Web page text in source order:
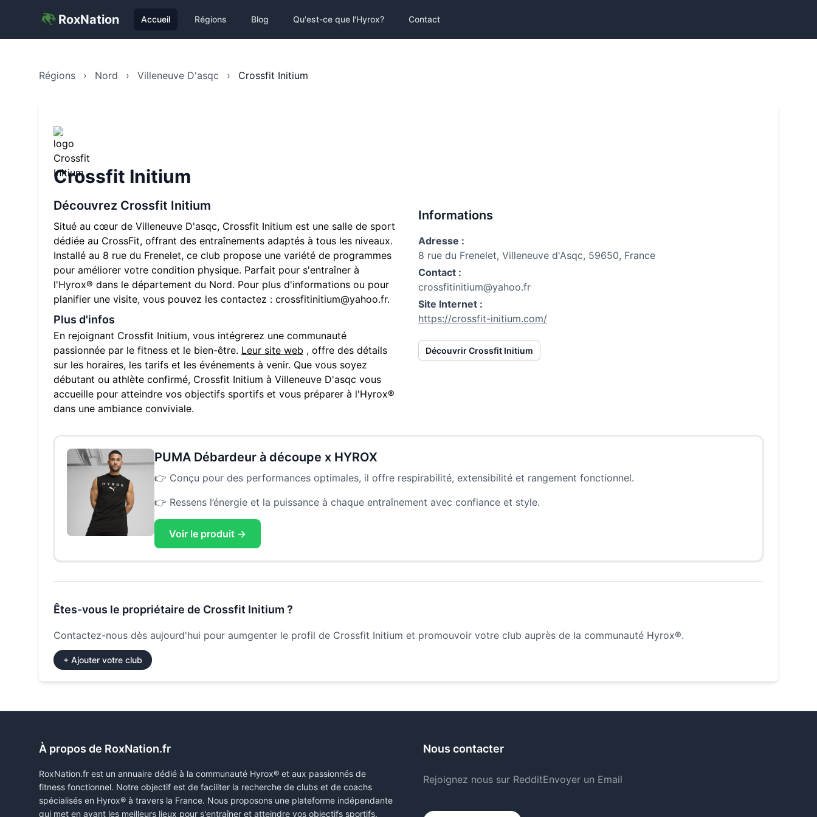
RoxNation Accueil Régions Blog Qu'est-ce que l'Hyrox? Contact
Régions › Nord › Villeneuve D'asqc › Crossfit Initium
Crossfit Initium
Découvrez Crossfit Initium
Situé au cœur de Villeneuve D'asqc, Crossfit Initium est une salle de sport
dédiée au CrossFit, offrant des entraînements adaptés à tous les niveaux.
Installé au 8 rue du Frenelet, ce club propose une variété de programmes
pour améliorer votre condition physique. Parfait pour s'entraîner à
l'Hyrox® dans le département du Nord. Pour plus d'informations ou pour
planifier une visite, vous pouvez les contactez : crossfitinitium@yahoo.fr.
Plus d'infos
En rejoignant Crossfit Initium, vous intégrerez une communauté
passionnée par le fitness et le bien-être. Leur site web , offre des détails
sur les horaires, les tarifs et les événements à venir. Que vous soyez
débutant ou athlète confirmé, Crossfit Initium à Villeneuve D'asqc vous
accueille pour atteindre vos objectifs sportifs et vous préparer à l'Hyrox®
dans une ambiance conviviale.
Informations
Adresse :
8 rue du Frenelet, Villeneuve d'Asqc, 59650, France
Contact :
crossfitinitium@yahoo.fr
Site Internet :
https://crossfit-initium.com/
DécouvrirCrossfit Initium
PUMA Débardeur à découpe x HYROX
👉 Conçu pour des performances optimales, il offre respirabilité, extensibilité et rangement fonctionnel.
👉 Ressens l’énergie et la puissance à chaque entraînement avec confiance et style.
Voir le produit →
Êtes-vous le propriétaire de Crossfit Initium ?
Contactez-nous dès aujourd'hui pour aumgenter le profil de Crossfit Initium et promouvoir votre club auprès de la communauté Hyrox®.
+ Ajouter votre club
À propos de RoxNation.fr
RoxNation.fr est un annuaire dédié à la communauté Hyrox® et aux passionnés de
fitness fonctionnel. Notre objectif est de faciliter la recherche de clubs et de coachs
spécialisés en Hyrox® à travers la France. Nous proposons une plateforme indépendante
qui met en avant les meilleurs lieux pour s'entraîner et atteindre vos objectifs sportifs.
Nous contacter
Rejoignez nous sur RedditEnvoyer un Email